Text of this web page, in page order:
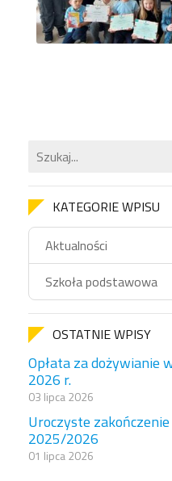
KATEGORIE WPISU
Aktualności
Szkoła podstawowa
OSTATNIE WPISY
Opłata za dożywianie
2026 r.
03 lipca 2026
Uroczyste
2025/2026
01 lipca 2026